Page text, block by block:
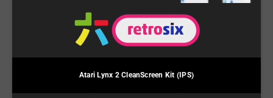
Atari Lynx 2 CleanScreen Kit (IPS)